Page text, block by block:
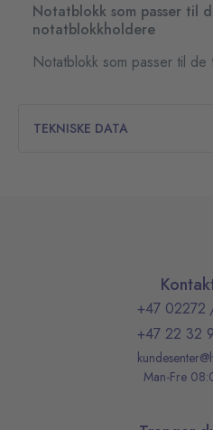
Notatblokk som passer til
notatblokkholdere
Notatblokk som passer til
TEKNISKE DATA
+47 02272
+47 22 32
Man-Fre